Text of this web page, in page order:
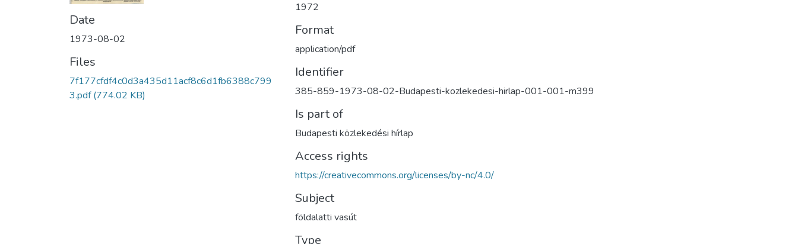
Date
1973-08-02
Files
7f177cfdf4c0d3a435d11acf8c6d1fb6388c799
3.pdf(774.02 KB)
1972
Format
application/pdf
Identifier
385-859-1973-08-02-Budapesti-kozlekedesi-hirlap-001-001-m399
Is part of
Budapesti közlekedési hírlap
Access rights
https://creativecommons.org/licenses/by-nc/4.0/
Subject
földalatti vasút
Type